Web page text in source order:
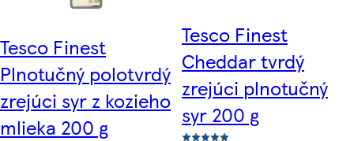
Tesco Finest
Plnotučný polotvrdý
zrejúci syr z kozieho
mlieka 200 g
Tesco Finest
Cheddar tvrdý
zrejúci plnotučný
syr 200 g